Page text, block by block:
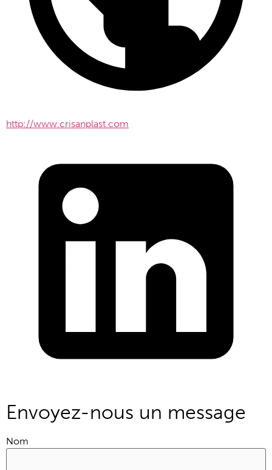
http://www.crisanplast.com
Envoyez-nous un message
Nom